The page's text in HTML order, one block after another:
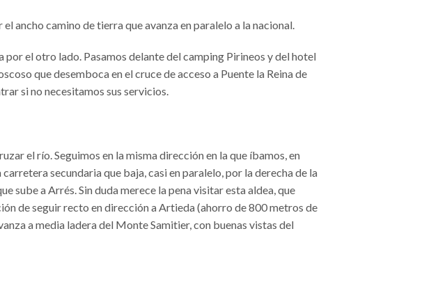
ancho camino de tierra que avanza en paralelo a la nacional.
por el otro lado. Pasamos delante del camping Pirineos y del hotel
que desemboca en el cruce de acceso a Puente la Reina de
si no necesitamos sus servicios.
el río. Seguimos en la misma dirección en la que íbamos, en
secundaria que baja, casi en paralelo, por la derecha de la
sube a Arrés. Sin duda merece la pena visitar esta aldea, que
de seguir recto en dirección a Artieda (ahorro de 800 metros de
a media ladera del Monte Samitier, con buenas vistas del